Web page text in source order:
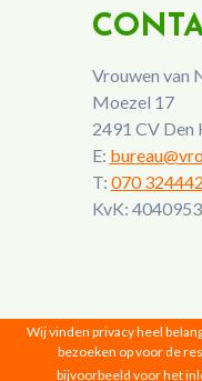
Vrouwen van
Moezel 17
2491 CV Den
E:
T: 070
KvK:
Vrouwen van
Wij vinden privacy heel
bezoeken op voor de
bijvoorbeeld voor het